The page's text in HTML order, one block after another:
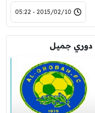
2015/02/10 - 05:22
دوري جميل